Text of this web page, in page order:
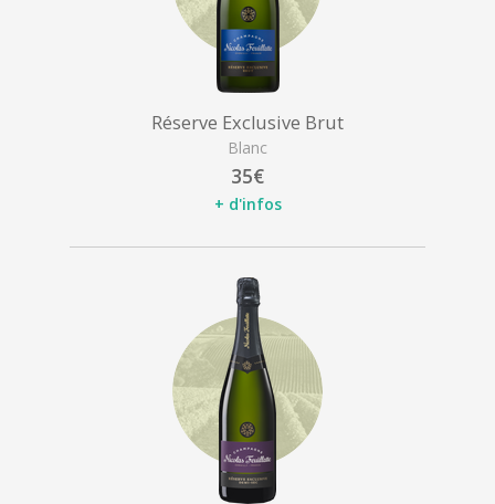
Réserve Exclusive Brut
Blanc
35€
+ d'infos